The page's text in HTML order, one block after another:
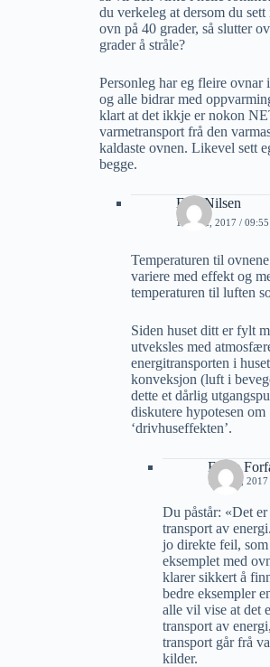
du verkeleg at dersom du sett
ovn på 40 grader, så slutter
grader å stråle?
Personleg har eg fleire ovnar
og alle bidrar med
klart at det ikkje er nokon
varmetransport frå den
kaldaste ovnen. Likevel sett
begge.
Erik Nilsen
18 MAI, 2017 / 09:55
Temperaturen til
variere med effekt og
temperaturen til luften
Siden huset ditt er fylt
utveksles med
energitransporten i
konveksjon (luft i
dette et dårlig
diskutere hypotesen om
‘drivhuseffekten’.
Folke
18 MAI, 2017
Du påstår: «Det
transport av
jo direkte feil,
eksemplet med
klarer sikkert å
bedre eksempler
alle vil vise at det
transport av
transport går frå
kilder.